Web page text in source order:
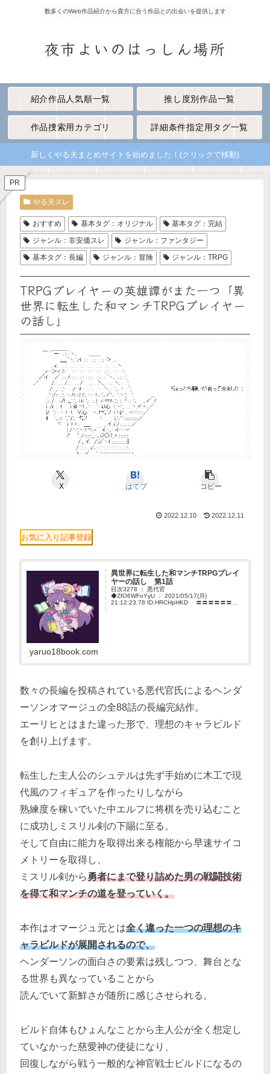
数多くのWeb作品紹介から貴方に合う作品との出会いを提供します
夜市よいのはっしん場所
紹介作品人気順一覧 推し度別作品一覧
作品捜索用カテゴリ 詳細条件指定用タグ一覧
新しくやる夫まとめサイトを始めました！(クリックで移動)
PR
やる夫スレ
おすすめ 基本タグ：オリジナル
基本タグ：完結
ジャンル：非安価スレ
ジャンル：ファンタジー
基本タグ：長編
ジャンル：冒険 ジャンル：TRPG
TRPGプレイヤーの英雄譚がまた一つ「異
世界に転生した和マンチTRPGプレイヤー
の話し」
X はてブ コピー
2022.12.10 2022.12.11
お気に入り記事登録
異世界に転生した和マンチTRPGプレイ
ヤーの話し 第1話
目次3278 ： 悪代官
◆ZfO6WFoYyU ： 2021/05/17(月)
21:12:23.78 ID:HRCHpHKD 〓〓〓〓〓〓〓
yaruo18book.com
数々の長編を投稿されている悪代官氏によるヘンダ
ーソンオマージュの全88話の長編完結作。
エーリヒとはまた違った形で、理想のキャラビルド
を創り上げます。
転生した主人公のシュテルは先ず手始めに木工で現
代風のフィギュアを作ったりしながら
熟練度を稼いでいた中エルフに将棋を売り込むこと
に成功しミスリル剣の下賜に至る。
そして自由に能力を取得出来る権能から早速サイコ
メトリーを取得し、
ミスリル剣から勇者にまで登り詰めた男の戦闘技術
を得て和マンチの道を登っていく。
本作はオマージュ元とは全く違った一つの理想のキ
ャラビルドが展開されるので、
ヘンダーソンの面白さの要素は残しつつ、舞台とな
る世界も異なっていることから
読んでいて新鮮さが随所に感じさせられる。
ビルド自体もひょんなことから主人公が全く想定し
ていなかった慈愛神の使徒になり、
回復しながら戦う一般的な神官戦士ビルドになるの